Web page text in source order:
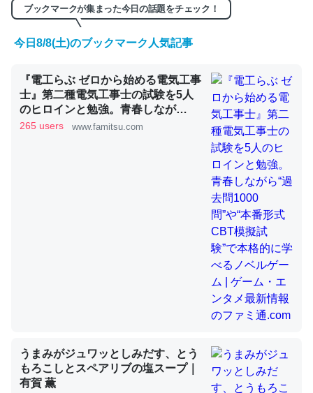
くらい。小説でいう「ずっと前の伏線」は回収されないけ
ど、短期記憶というには多い分量。進化すればするほど分
─GPTの仕組みと限界についての考察（１） - conceptualization
昆虫ってカルシウム少ないのか。知らんかった。調べたら
コオロギのカルシウム分はエビの600分の1程度。
─ニュース :: 【研究発表】昆虫学の大問題＝「昆虫はなぜ海にいな
論文では「淡水はカルシウムも酸素も不足してて両方に不
利だから両方が拮抗してるのでは」とあって面白い。海に
ブックマークが集まった今日の話題をチェック！
今日8/8(土)のブックマーク人気記事
『電工らぶ ゼロから始める電気工事
士』第二種電気工事士の試験を5人
のヒロインと勉強。青春しなが
ら“過去問1000問”や“本番形式CBT
265 users www.famitsu.com
うまみがジュワッとしみだす、とう
もろこしとスペアリブの塩スープ｜
有賀 薫